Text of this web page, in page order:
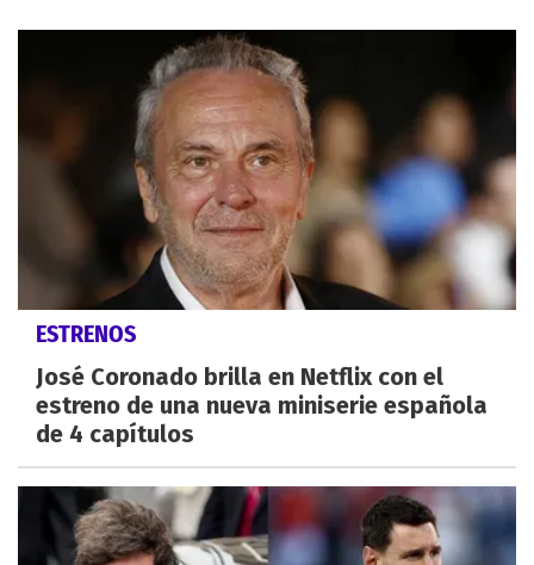
ESTRENOS
José Coronado brilla en Netflix con el
estreno de una nueva miniserie española
de 4 capítulos